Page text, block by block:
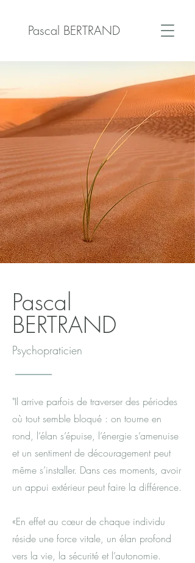
Pascal BERTRAND
Pascal
BERTRAND
Psychopraticien
"Il arrive parfois de traverser des périodes
où tout semble bloqué : on tourne en
rond, l’élan s’épuise, l’énergie s’amenuise
et un sentiment de découragement peut
même s’installer. Dans ces moments, avoir
un appui extérieur peut faire la différence.
«En effet au cœur de chaque individu
réside une force vitale, un élan profond
vers la vie, la sécurité et l’autonomie.